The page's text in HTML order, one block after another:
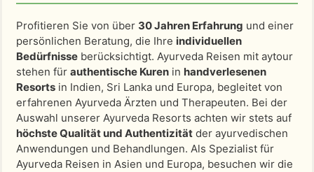
Profitieren Sie von über 30 Jahren Erfahrung und einer
persönlichen Beratung, die Ihre individuellen
Bedürfnisse berücksichtigt. Ayurveda Reisen mit aytour
stehen für authentische Kuren in handverlesenen
Resorts in Indien, Sri Lanka und Europa, begleitet von
erfahrenen Ayurveda Ärzten und Therapeuten. Bei der
Auswahl unserer Ayurveda Resorts achten wir stets auf
höchste Qualität und Authentizität der ayurvedischen
Anwendungen und Behandlungen. Als Spezialist für
Ayurveda Reisen in Asien und Europa, besuchen wir die